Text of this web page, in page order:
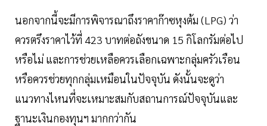
นอกจากนี้จะมีการพิจารณาถึงราคาก๊าซหุงต้ม (LPG) ว่า
ควรตรึงราคาไว้ที่ 423 บาทต่อถังขนาด 15 กิโลกรัมต่อไป
หรือไม่ และการช่วยเหลือควรเลือกเฉพาะกลุ่มครัวเรือน
หรือควรช่วยทุกกลุ่มเหมือนในปัจจุบัน ดังนั้นจะดูว่า
แนวทางไหนที่จะเหมาะสมกับสถานการณ์ปัจจุบันและ
ฐานะเงินกองทุนฯ มากกว่ากัน